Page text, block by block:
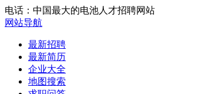
电话：中国最大的电池人才招聘网站
网站导航
最新招聘
最新简历
企业大全
地图搜索